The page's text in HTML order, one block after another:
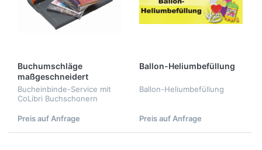
Buchumschläge
maßgeschneidert
Bucheinbinde-Service mit
CoLibri Buchschonern
Preis auf Anfrage
Ballon-Heliumbefüllung
Ballon-Heliumbefüllung
Preis auf Anfrage